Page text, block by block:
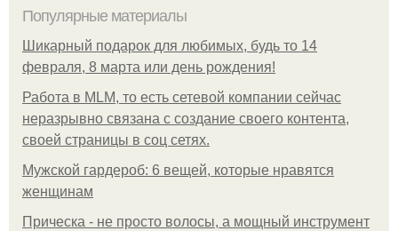
Популярные материалы
Шикарный подарок для любимых, будь то 14
февраля, 8 марта или день рождения!
Работа в MLM, то есть сетевой компании сейчас
неразрывно связана с создание своего контента,
своей страницы в соц сетях.
Мужской гардероб: 6 вещей, которые нравятся
женщинам
Прическа - не просто волосы, а мощный инструмент